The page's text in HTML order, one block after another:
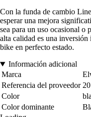
Con la funda de cambio
esperar una mejora
sea para un uso ocasional o
alta calidad es una
bike en perfecto estado.
Información adicional
Marca
Referencia del proveedor
Color
Color dominante